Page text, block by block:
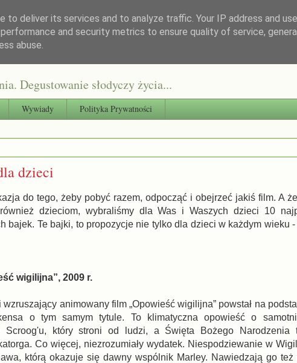
Degustowanie słodyczy życia...
Wywiady Polityka Prywatności
dzieci
do tego, żeby pobyć razem, odpocząć i obejrzeć jakiś film. A
dzieciom, wybraliśmy dla Was i Waszych dzieci 10
bajek. Te bajki, to propozycje nie tylko dla dzieci w każdym wieku
wigilijna”, 2009 r.
wzruszający animowany film „Opowieść wigilijna” powstał na
o tym samym tytule. To klimatyczna opowieść o
Scroog'u, który stroni od ludzi, a Święta Bożego
Co więcej, niezrozumiały wydatek. Niespodziewanie w
którą okazuje się dawny wspólnik Marley. Nawiedzają go też
to deliver its services and to analyze traffic. Your IP address and
and security metrics to ensure quality of service,
abuse.